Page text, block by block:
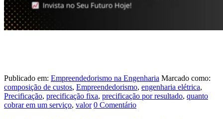
Publicado em: Empreendedorismo na Engenharia Marcado como:
composição de custos, Empreendedorismo, engenharia elétrica,
Precificação, precificação fixa, precificação por resultado, quanto
cobrar em um serviço, valor 0 Comentário